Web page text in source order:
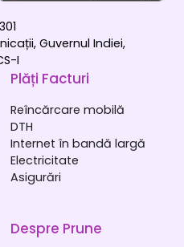
Guvernul Indiei,
I
Plăți Facturi
Reîncărcare mobilă
DTH
Internet în bandă largă
Electricitate
Asigurări
Despre Prune